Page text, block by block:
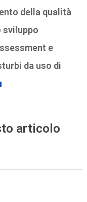
della qualità
sviluppo
e
da uso di
articolo